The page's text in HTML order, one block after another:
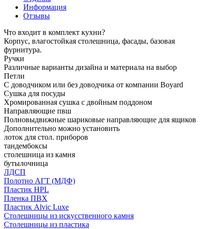
Информация
Отзывы
Что входит в комплект кухни?
Корпус, влагостойкая столешница, фасады, базовая
фурнитура.
Ручки
Различные варианты дизайна и материала на выбор
Петли
С доводчиком или без доводчика от компании Boyard
Сушка для посуды
Хромированная сушка с двойным поддоном
Направляющие пвш
Полновыдвижные шариковые направляющие для ящиков
Дополнительно можно установить
лоток для стол. приборов
тандембоксы
столешница из камня
бутылочница
ЛДСП
Полотно АГТ (МДФ)
Пластик HPL
Пленка ПВХ
Пластик Alvic Luxe
Столешницы из искусственного камня
Столешницы из пластика